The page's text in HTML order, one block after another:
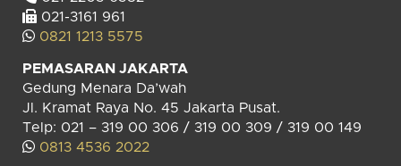
021-3161 961
0821 1213 5575
PEMASARAN JAKARTA
Gedung Menara Da’wah
Jl. Kramat Raya No. 45 Jakarta Pusat.
Telp: 021 – 319 00 306 / 319 00 309 / 319 00 149
0813 4536 2022